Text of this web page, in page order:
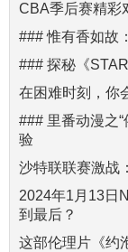
CBA季后赛精彩
### 惟有香如故
### 探秘《
在困难时刻，你
### 里番动漫之
验
沙特联联赛激战
2024年1月13日
到最后？
这部伦理片《约